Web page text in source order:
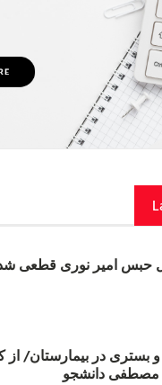
امیر نوری قطعی
و بستری در بیمارستان/ از